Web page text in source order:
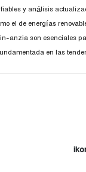
y análisis
el de energías
anzia son esenciales
en las